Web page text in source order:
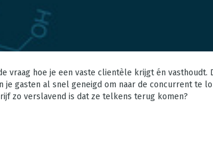
vraag hoe je een vaste clientèle krijgt én vasthoudt.
gasten al snel geneigd om naar de concurrent te
zo verslavend is dat ze telkens terug komen?